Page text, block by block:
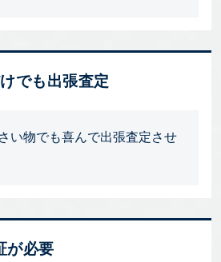
でも出張査定
い物でも喜んで出張査定させ
が必要